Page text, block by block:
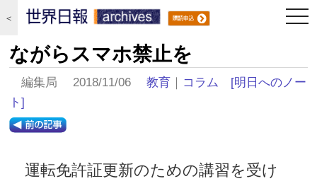
＜
ながらスマホ禁止を
編集局 2018/11/06教育 ｜ コラム
[明日へのノー
ト]
運転免許証更新のための講習を受け